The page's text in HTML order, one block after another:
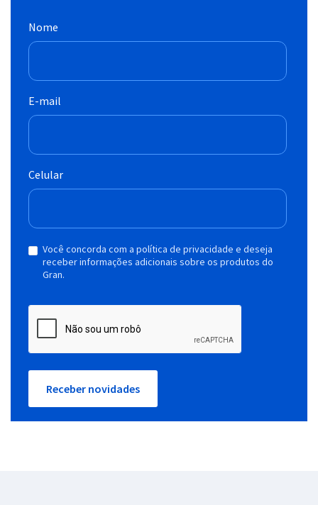
Nome
E-mail
Celular
Você concorda com a política de privacidade e deseja
receber informações adicionais sobre os produtos do
Gran.
Receber novidades